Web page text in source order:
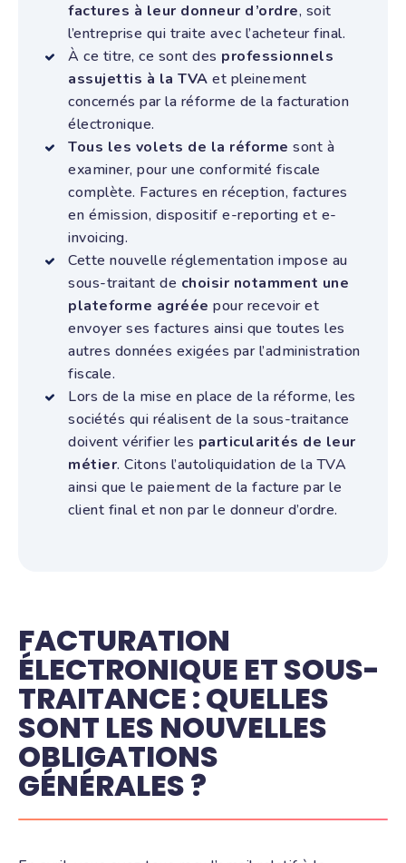
factures à leur donneur d’ordre, soit
l’entreprise qui traite avec l’acheteur final.
À ce titre, ce sont des professionnels
assujettis à la TVA et pleinement
concernés par la réforme de la facturation
électronique.
Tous les volets de la réforme sont à
examiner, pour une conformité fiscale
complète. Factures en réception, factures
en émission, dispositif e-reporting et e-
invoicing.
Cette nouvelle réglementation impose au
sous-traitant de choisir notamment une
plateforme agréée pour recevoir et
envoyer ses factures ainsi que toutes les
autres données exigées par l’administration
fiscale.
Lors de la mise en place de la réforme, les
sociétés qui réalisent de la sous-traitance
doivent vérifier les particularités de leur
métier. Citons l’autoliquidation de la TVA
ainsi que le paiement de la facture par le
client final et non par le donneur d’ordre.
FACTURATION
ÉLECTRONIQUE ET SOUS-
TRAITANCE : QUELLES
SONT LES NOUVELLES
OBLIGATIONS
GÉNÉRALES ?